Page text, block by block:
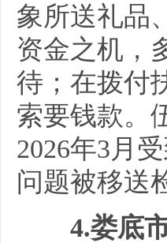
象所送礼品
资金之机，
待；在拨付
索要钱款。
2026年3月
问题被移送
4.娄底